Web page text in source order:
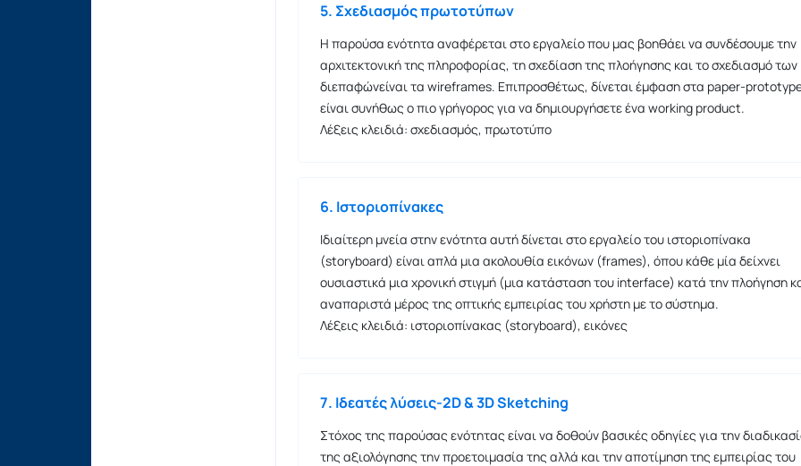
5. Σχεδιασμός πρωτοτύπων
Η παρούσα ενότητα αναφέρεται στο εργαλείο που μας βοηθάει να συνδέσουμε την
αρχιτεκτονική της πληροφορίας, τη σχεδίαση της πλοήγησης και το σχεδιασμό των
διεπαφώνείναι τα wireframes. Επιπροσθέτως, δίνεται έμφαση στα paper-
είναι συνήθως ο πιο γρήγορος για να δημιουργήσετε ένα working product.
Λέξεις κλειδιά: σχεδιασμός, πρωτοτύπο
6. Ιστοριοπίνακες
Ιδιαίτερη μνεία στην ενότητα αυτή δίνεται στο εργαλείο του ιστοριοπίνακα
(storyboard) είναι απλά μια ακολουθία εικόνων (frames), όπου κάθε μία δείχνει
ουσιαστικά μια χρονική στιγμή (μια κατάσταση του interface) κατά την πλοήγηση
αναπαριστά μέρος της οπτικής εμπειρίας του χρήστη με το σύστημα.
Λέξεις κλειδιά: ιστοριοπίνακας (storyboard), εικόνες
7. Ιδεατές λύσεις-2D & 3D Sketching
Στόχος της παρούσας ενότητας είναι να δοθούν βασικές οδηγίες για την
της αξιολόγησης την προετοιμασία της αλλά και την αποτίμηση της εμπειρίας του